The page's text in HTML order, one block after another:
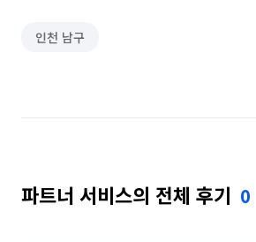
인천 남구
파트너 서비스의 전체 후기 0